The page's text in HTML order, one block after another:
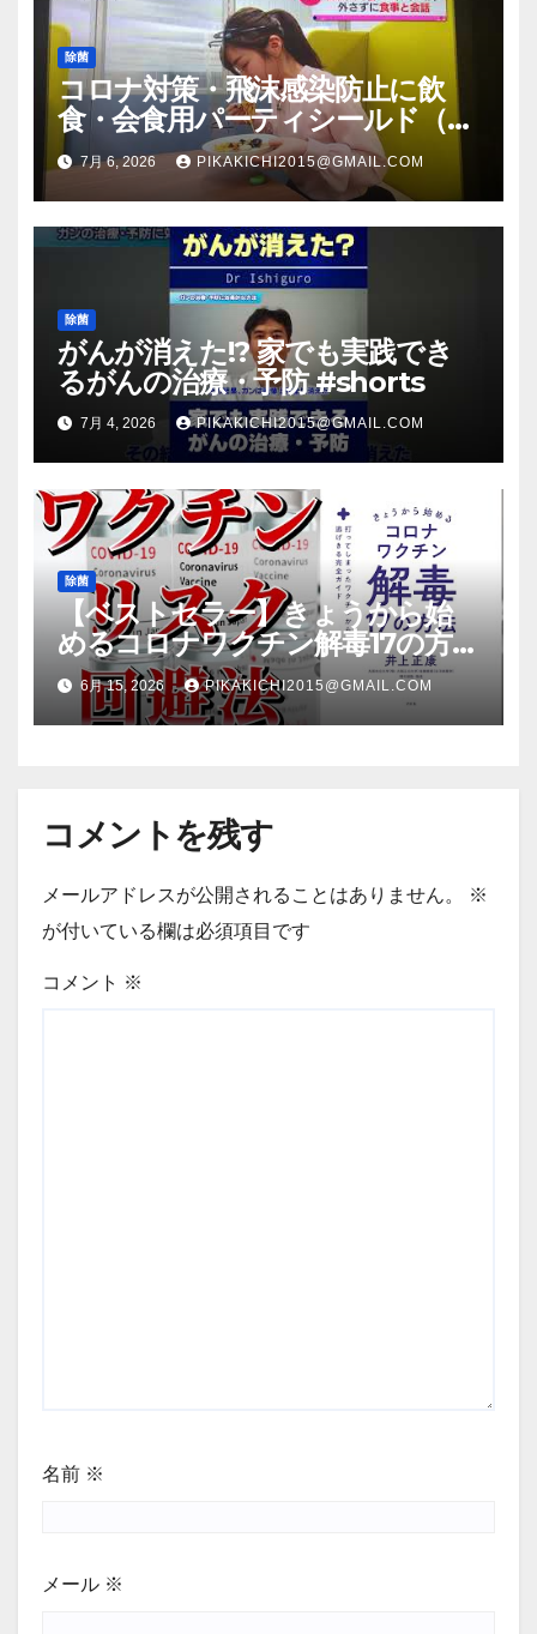
除菌
コロナ対策・飛沫感染防止に飲
食・会食用パーティシールド（マ
スク会食代替品）ＦＢＣ福井放送
のＴＶ番組での紹介映像
7月 6, 2026 PIKAKICHI2015@GMAIL.COM
除菌
がんが消えた!? 家でも実践でき
るがんの治療・予防 #shorts
7月 4, 2026 PIKAKICHI2015@GMAIL.COM
除菌
【ベストセラー】きょうから始
めるコロナワクチン解毒17の方法
【本要約】
6月 15, 2026 PIKAKICHI2015@GMAIL.COM
コメントを残す
メールアドレスが公開されることはありません。
※
が付いている欄は必須項目です
コメント ※
名前 ※
メール ※